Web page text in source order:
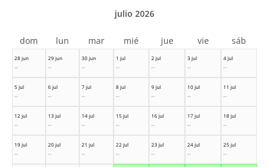
28 jun
--
29 jun
--
30 jun
--
1 jul
--
2 jul
--
3 jul
--
4 jul
--
5 jul
--
6 jul
--
7 jul
--
8 jul
--
9 jul
--
10 jul
--
11 jul
--
12 jul
--
13 jul
--
14 jul
--
15 jul
--
16 jul
--
17 jul
--
18 jul
--
19 jul
--
20 jul
--
21 jul
--
22 jul
--
23 jul
--
24 jul
--
25 jul
--
julio 2026
dom lun mar mié jue vie sáb